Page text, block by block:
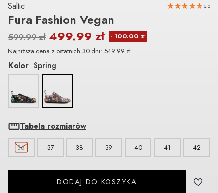
Saltic 5.0
Fura Fashion Vegan
599.99zł 499.99 zł
Najniższa cena z ostatnich 30 dni: 549.99 zł
Kolor Spring
Tabela rozmiarów
36 37 38 39 40 41 42
DODAJ DO KOSZYKA